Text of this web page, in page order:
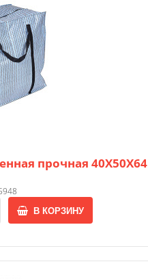
прочная 40Х50Х64
В КОРЗИНУ